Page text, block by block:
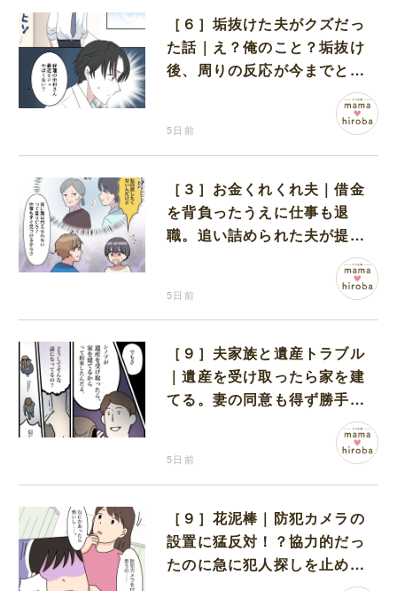
［６］垢抜けた夫がクズだっ
た話｜え？俺のこと？垢抜け
後、周りの反応が今までと違
5日前
［３］お金くれくれ夫｜借金
を背負ったうえに仕事も退
職。追い詰められた夫が提案
5日前
［９］夫家族と遺産トラブル
｜遺産を受け取ったら家を建
てる。妻の同意も得ず勝手に
5日前
［９］花泥棒｜防犯カメラの
設置に猛反対！？協力的だっ
たのに急に犯人探しを止めた